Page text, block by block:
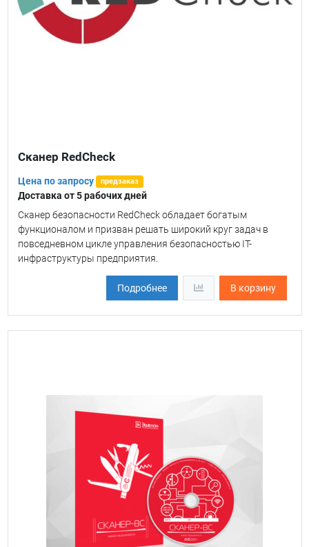
Сканер RedCheck
Цена по запросу предзаказ
Доставка от 5 рабочих дней
Сканер безопасности RedCheck обладает богатым
функционалом и призван решать широкий круг задач в
повседневном цикле управления безопасностью IT-
инфраструктуры предприятия.
Подробнее В корзину